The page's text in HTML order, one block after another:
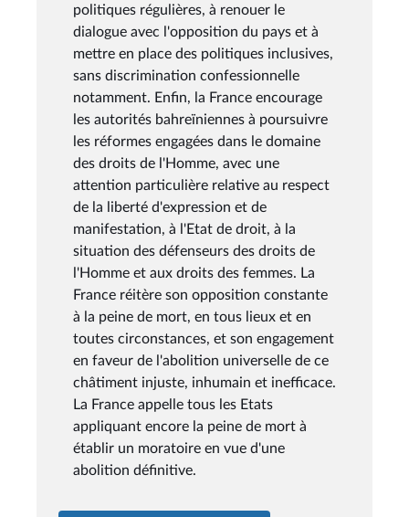
politiques régulières, à renouer le
dialogue avec l'opposition du pays et à
mettre en place des politiques inclusives,
sans discrimination confessionnelle
notamment. Enfin, la France encourage
les autorités bahreïniennes à poursuivre
les réformes engagées dans le domaine
des droits de l'Homme, avec une
attention particulière relative au respect
de la liberté d'expression et de
manifestation, à l'Etat de droit, à la
situation des défenseurs des droits de
l'Homme et aux droits des femmes. La
France réitère son opposition constante
à la peine de mort, en tous lieux et en
toutes circonstances, et son engagement
en faveur de l'abolition universelle de ce
châtiment injuste, inhumain et inefficace.
La France appelle tous les Etats
appliquant encore la peine de mort à
établir un moratoire en vue d'une
abolition définitive.